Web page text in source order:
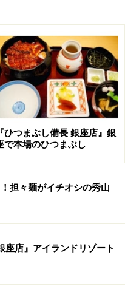
ョーキッチンでは、旬
次々と出来上がり、五
”が広がります。
しく焼き上げる七輪炭火
を豪快に切り分けるカッ
上げるジューシーなハン
た多彩なメニューがあ
イブパフォーマンス
で、約50種類以上の料
きな魅力の1つ。
『ひつまぶし備長 銀座店』銀
で本場のひつまぶし
担々麺がイチオシの秀山
座店』アイランドリゾート